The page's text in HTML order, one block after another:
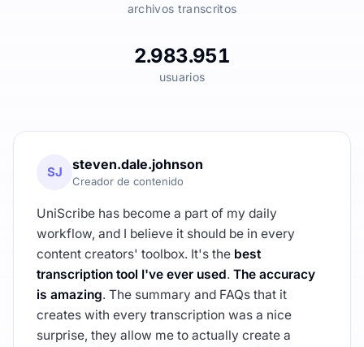
archivos transcritos
2.983.951
usuarios
SJ steven.dale.johnson
Creador de contenido
UniScribe has become a part of my daily
workflow, and I believe it should be in every
content creators' toolbox. It's the best
transcription tool I've ever used. The accuracy
is amazing. The summary and FAQs that it
creates with every transcription was a nice
surprise, they allow me to actually create a